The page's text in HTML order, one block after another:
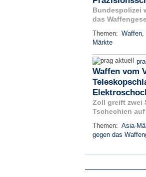
Bundespolizei
das
Themen: Waffen,
Märkte
Waffen vom
Zoll greift zwei
Tschechien auf
Themen: Asia-
gegen das